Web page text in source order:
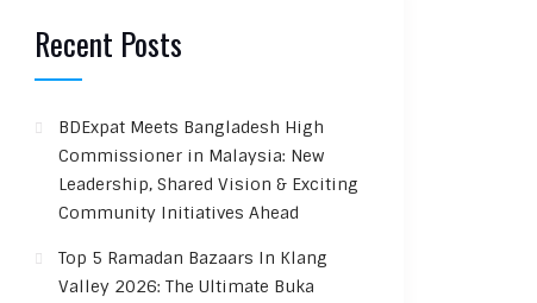
Recent Posts
BDExpat Meets Bangladesh High
Commissioner in Malaysia: New
Leadership, Shared Vision & Exciting
Community Initiatives Ahead
Top 5 Ramadan Bazaars In Klang
Valley 2026: The Ultimate Buka